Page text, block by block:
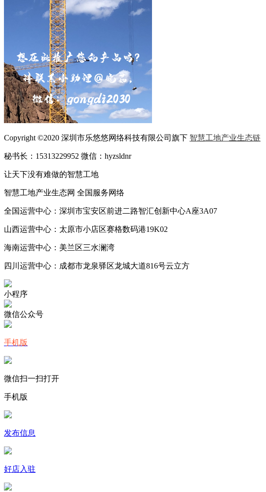
Copyright ©2020 深圳市乐悠悠网络科技有限公司旗下 智慧工地产业生态链
秘书长：15313229952 微信：hyzsldnr
让天下没有难做的智慧工地
智慧工地产业生态网 全国服务网络
全国运营中心：深圳市宝安区前进二路智汇创新中心A座3A07
山西运营中心：太原市小店区赛格数码港19K02
海南运营中心：美兰区三水澜湾
四川运营中心：成都市龙泉驿区龙城大道816号云立方
小程序
微信公众号
手机版
微信扫一扫打开
手机版
发布信息
好店入驻